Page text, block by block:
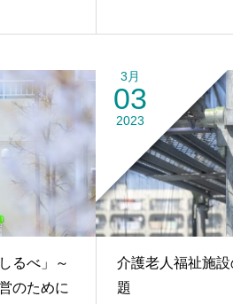
るべ」～
のために
3月
03
2023
介護老人福祉施
題